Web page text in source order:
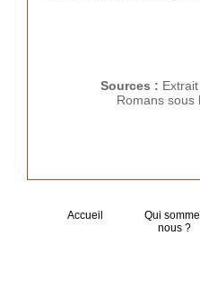
Sources :
Romans sous
Accueil
Qui
nous ?